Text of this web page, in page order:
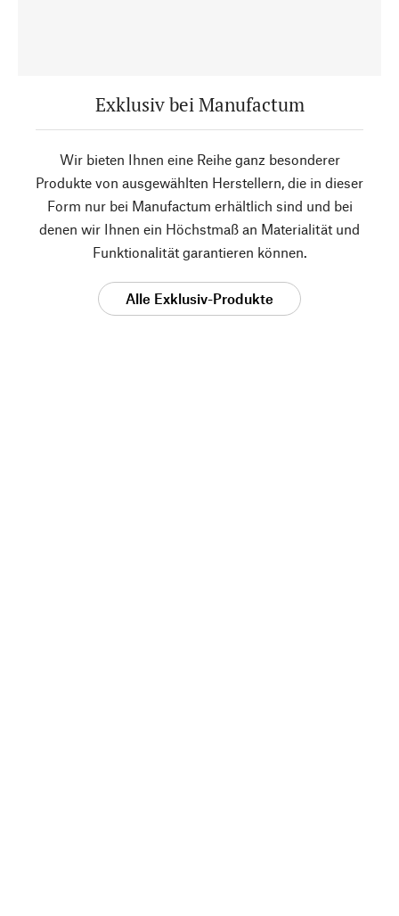
Exklusiv bei Manufactum
Wir bieten Ihnen eine Reihe ganz besonderer
Produkte von ausgewählten Herstellern, die in dieser
Form nur bei Manufactum erhältlich sind und bei
denen wir Ihnen ein Höchstmaß an Materialität und
Funktionalität garantieren können.
Alle Exklusiv-Produkte